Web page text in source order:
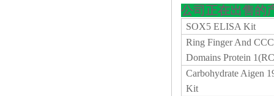
公司正在出售的
SOX5 ELISA Kit
Ring Finger And
Domains Protein
Carbohydrate Aigen
Kit